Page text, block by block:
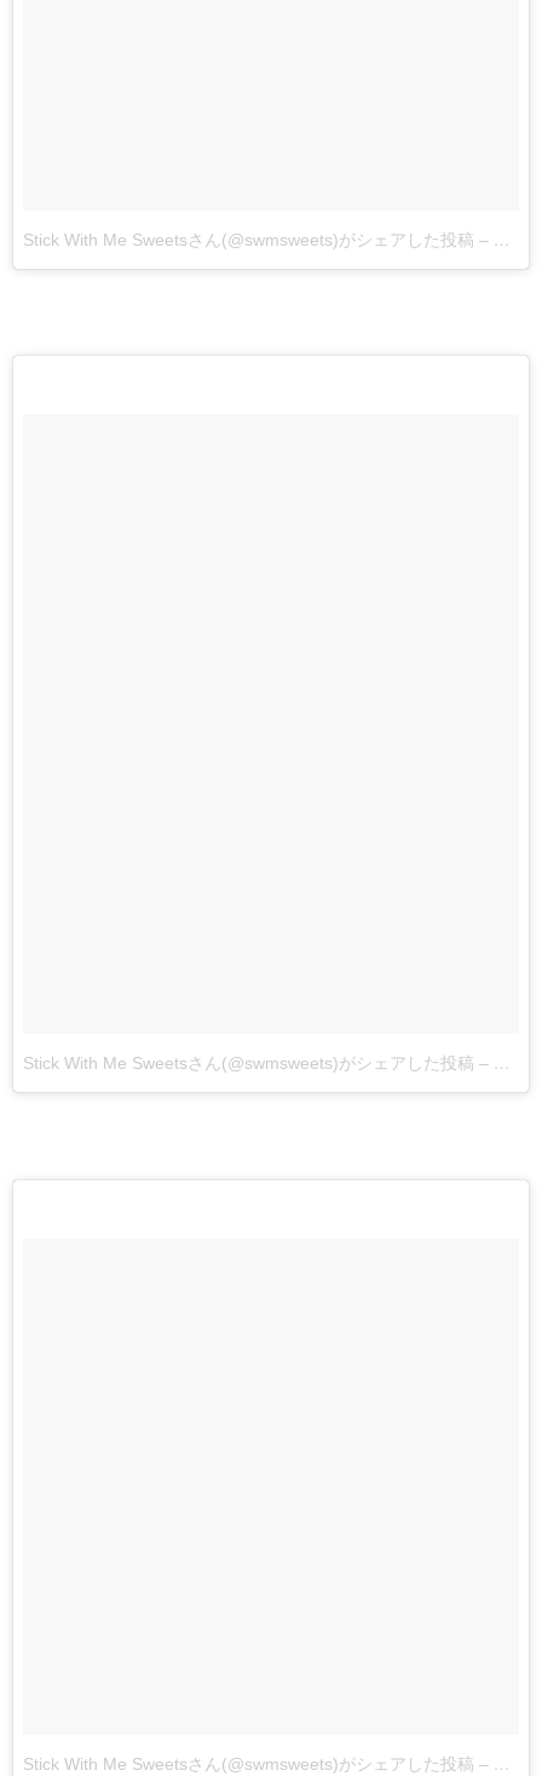
Stick With Me Sweetsさん(@swmsweets)がシェアした投稿 – 2017
Stick With Me Sweetsさん(@swmsweets)がシェアした投稿 – 2017
Stick With Me Sweetsさん(@swmsweets)がシェアした投稿 – 2017